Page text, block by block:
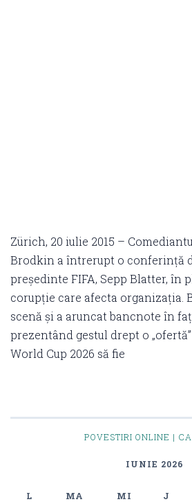
Zürich, 20 iulie 2015 –
Brodkin a întrerupt o conferință
președinte FIFA, Sepp Blatter, în
corupție care afecta organizația.
scenă și a aruncat bancnote în
prezentând gestul drept o
World Cup 2026 să fie
POVESTIRI ONLINE |
IUNIE 2026
L MA MI J